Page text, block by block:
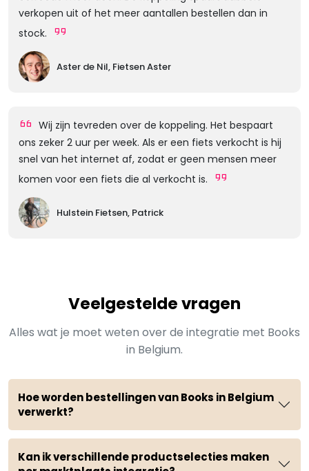
verkopen uit of het meer aantallen bestellen dan in
stock.
Aster de Nil, Fietsen Aster
Wij zijn tevreden over de koppeling. Het bespaart
ons zeker 2 uur per week. Als er een fiets verkocht is hij
snel van het internet af, zodat er geen mensen meer
komen voor een fiets die al verkocht is.
Hulstein Fietsen, Patrick
Veelgestelde vragen
Alles wat je moet weten over de integratie met Books
in Belgium.
Hoe worden bestellingen van Books in Belgium
verwerkt?
Kan ik verschillende productselecties maken